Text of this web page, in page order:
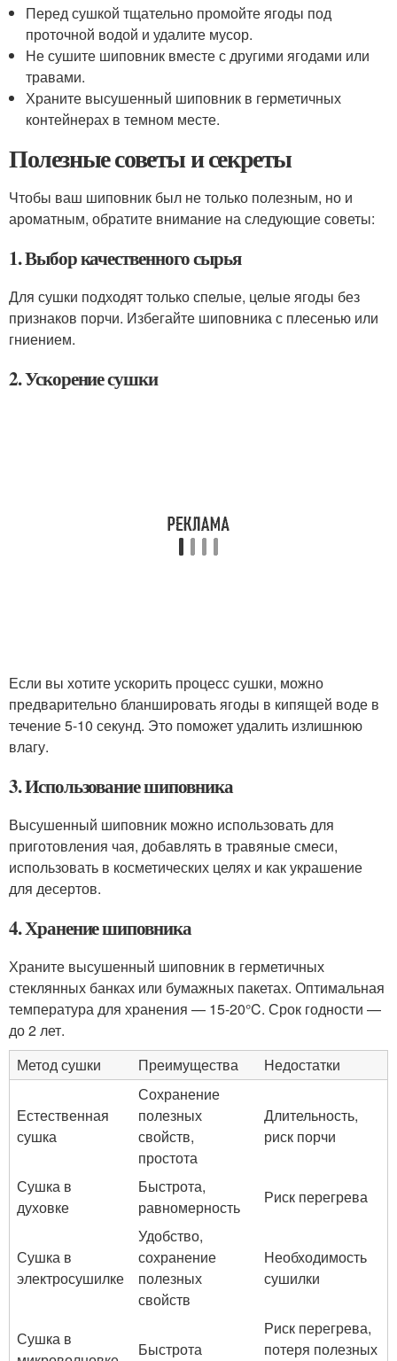
Перед сушкой тщательно промойте ягоды под
проточной водой и удалите мусор.
Не сушите шиповник вместе с другими ягодами или
травами.
Храните высушенный шиповник в герметичных
контейнерах в темном месте.
Полезные советы и секреты
Чтобы ваш шиповник был не только полезным, но и
ароматным, обратите внимание на следующие советы:
1. Выбор качественного сырья
Для сушки подходят только спелые, целые ягоды без
признаков порчи. Избегайте шиповника с плесенью или
гниением.
2. Ускорение сушки
Если вы хотите ускорить процесс сушки, можно
предварительно бланшировать ягоды в кипящей воде в
течение 5-10 секунд. Это поможет удалить излишнюю
влагу.
3. Использование шиповника
Высушенный шиповник можно использовать для
приготовления чая, добавлять в травяные смеси,
использовать в косметических целях и как украшение
для десертов.
4. Хранение шиповника
Храните высушенный шиповник в герметичных
стеклянных банках или бумажных пакетах. Оптимальная
температура для хранения — 15-20°C. Срок годности —
до 2 лет.
Метод сушки
Преимущества Недостатки
Естественная
сушка
Сохранение
полезных
свойств,
простота
Длительность,
риск порчи
Сушка в
духовке
Быстрота,
равномерность
Риск перегрева
Сушка в
электросушилке
Удобство,
сохранение
полезных
свойств
Необходимость
сушилки
Сушка в
Быстрота
Риск перегрева,
потеря полезных